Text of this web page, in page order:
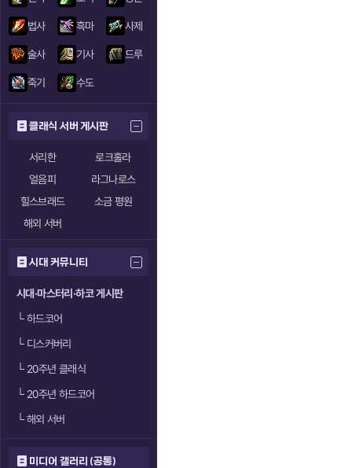
법사 흑마 사제
술사 기사 드루
죽기 수도
클래식 서버 게시판
서리한
로크홀라
얼음피
라그나로스
힐스브래드
소금 평원
해외 서버
시대 커뮤니티
시대·마스터리·하코 게시판
└하드코어
└디스커버리
└20주년 클래식
└20주년 하드코어
└해외 서버
미디어 갤러리 (공통)